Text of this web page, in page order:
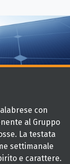
con
al Gruppo
La testata
settimanale
e carattere.